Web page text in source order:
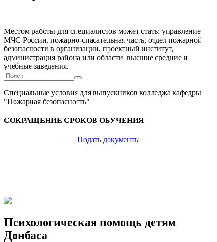
Местом работы для специалистов может стать: управление
МЧС России, пожарно-спасательная часть, отдел пожарной
безопасности в организации, проектный институт,
администрация района или области, высшие средние и
учебные заведения.
Форма
поиска
Специальные условия для выпускников колледжа кафедры
"Пожарная безопасность"
СОКРАЩЕНИЕ СРОКОВ ОБУЧЕНИЯ
Подать документы
Психологическая помощь детям
Донбаса